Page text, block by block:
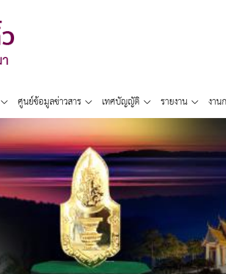
ศูนย์ข้อมูลข่าวสาร เทศบัญญัติ รายงาน งาน